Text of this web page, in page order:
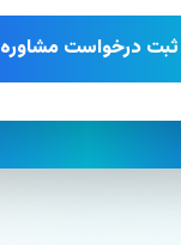
ثبت درخواست مشاوره